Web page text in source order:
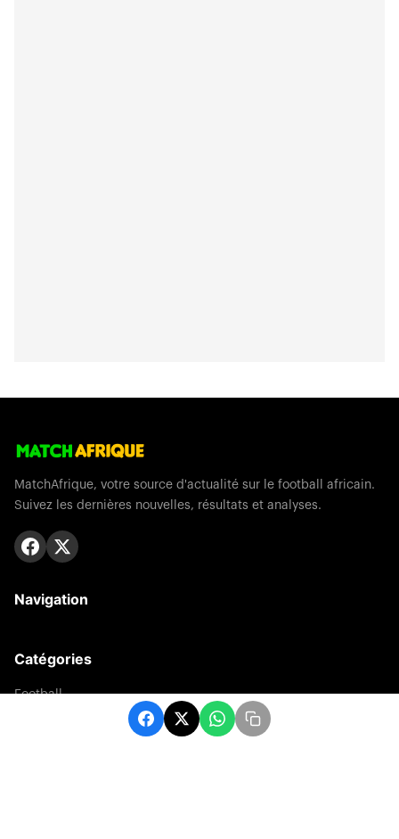
MatchAfrique, votre source d'actualité sur le football africain.
Suivez les dernières nouvelles, résultats et analyses.
Navigation
Catégories
Football